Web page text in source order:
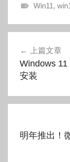
Win11,
章
导
航
上篇文章
Windows
安装
明年推出！